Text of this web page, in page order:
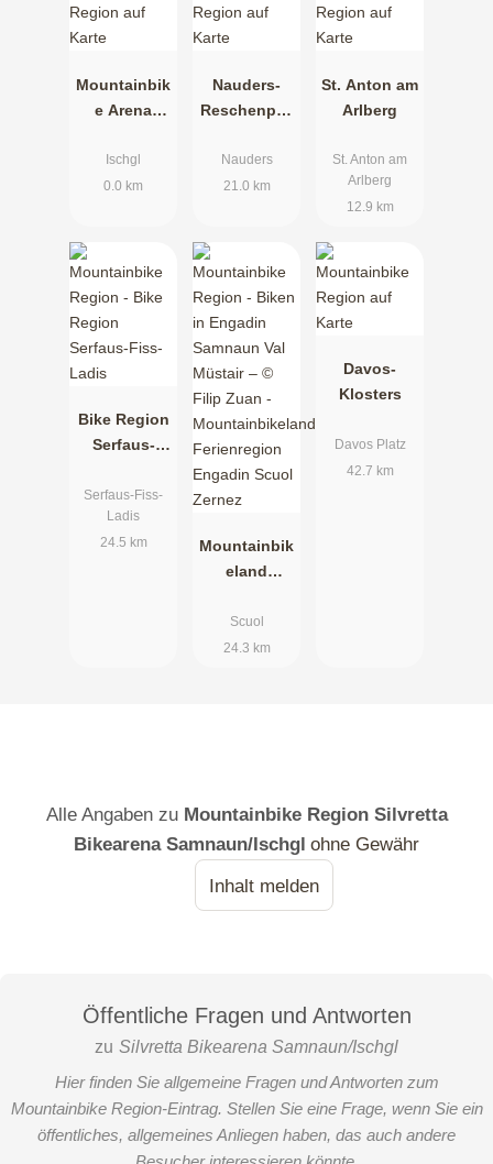
Mountainbik
e Arena
Ischgl
Ischgl
0.0 km
Nauders-
Reschenpas
Nauders
21.0 km
St. Anton am
Arlberg
St. Anton am
Arlberg
12.9 km
Bike Region
Serfaus-
Serfaus-Fiss-
Ladis
24.5 km
Mountainbik
eland
Engadin
Scuol
Scuol
24.3 km
Davos-
Klosters
Davos Platz
42.7 km
Alle Angaben zu Mountainbike Region Silvretta
Bikearena Samnaun/Ischgl ohne Gewähr
Inhalt melden
Öffentliche Fragen und Antworten
zu Silvretta Bikearena Samnaun/Ischgl
Hier finden Sie allgemeine Fragen und Antworten zum
Mountainbike Region-Eintrag. Stellen Sie eine Frage, wenn Sie ein
öffentliches, allgemeines Anliegen haben, das auch andere